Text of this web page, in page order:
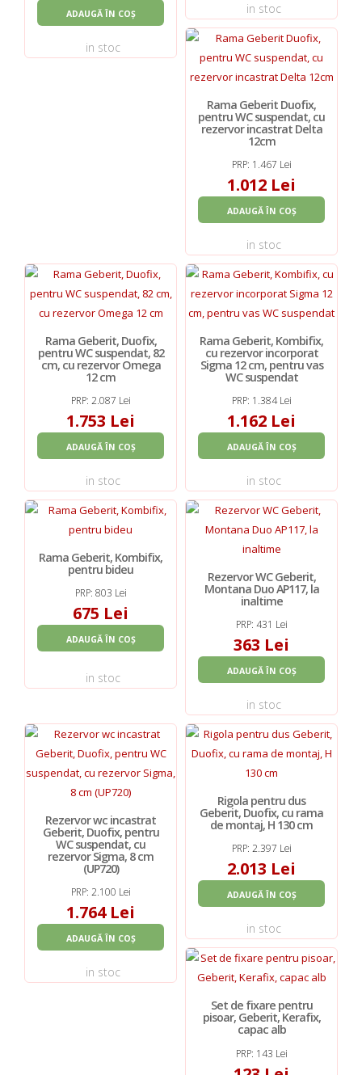
ADAUGĂ ÎN COȘ
in stoc
in stoc
Rama Geberit Duofix,
pentru WC suspendat, cu
rezervor incastrat Delta
12cm
PRP: 1.467 Lei
1.012 Lei
ADAUGĂ ÎN COȘ
in stoc
Rama Geberit, Duofix,
pentru WC suspendat, 82
cm, cu rezervor Omega
12 cm
PRP: 2.087 Lei
1.753 Lei
ADAUGĂ ÎN COȘ
in stoc
Rama Geberit, Kombifix,
cu rezervor incorporat
Sigma 12 cm, pentru vas
WC suspendat
PRP: 1.384 Lei
1.162 Lei
ADAUGĂ ÎN COȘ
in stoc
Rama Geberit, Kombifix,
pentru bideu
PRP: 803 Lei
675 Lei
ADAUGĂ ÎN COȘ
in stoc
Rezervor WC Geberit,
Montana Duo AP117, la
inaltime
PRP: 431 Lei
363 Lei
ADAUGĂ ÎN COȘ
in stoc
Rezervor wc incastrat
Geberit, Duofix, pentru
WC suspendat, cu
rezervor Sigma, 8 cm
(UP720)
PRP: 2.100 Lei
1.764 Lei
ADAUGĂ ÎN COȘ
in stoc
Rigola pentru dus
Geberit, Duofix, cu rama
de montaj, H 130 cm
PRP: 2.397 Lei
2.013 Lei
ADAUGĂ ÎN COȘ
in stoc
Set de fixare pentru
pisoar, Geberit, Kerafix,
capac alb
PRP: 143 Lei